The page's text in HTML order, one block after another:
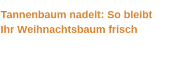
Tannenbaum nadelt: So bleibt
Ihr Weihnachtsbaum frisch